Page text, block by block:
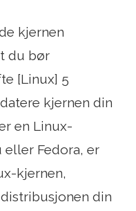
kjernen
du bør
[Linux] 5
kjernen din
en Linux-
Fedora, er
kjernen,
din